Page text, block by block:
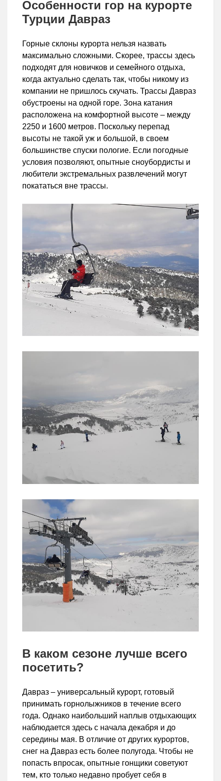
Особенности гор на курорте
Турции Давраз
Горные склоны курорта нельзя назвать
максимально сложными. Скорее, трассы здесь
подходят для новичков и семейного отдыха,
когда актуально сделать так, чтобы никому из
компании не пришлось скучать. Трассы Давраз
обустроены на одной горе. Зона катания
расположена на комфортной высоте – между
2250 и 1600 метров. Поскольку перепад
высоты не такой уж и большой, в своем
большинстве спуски пологие. Если погодные
условия позволяют, опытные сноубордисты и
любители экстремальных развлечений могут
покататься вне трассы.
В каком сезоне лучше всего
посетить?
Давраз – универсальный курорт, готовый
принимать горнолыжников в течение всего
года. Однако наибольший наплыв отдыхающих
наблюдается здесь с начала декабря и до
середины мая. В отличие от других курортов,
снег на Давраз есть более полугода. Чтобы не
попасть впросак, опытные гонщики советуют
тем, кто только недавно пробует себя в